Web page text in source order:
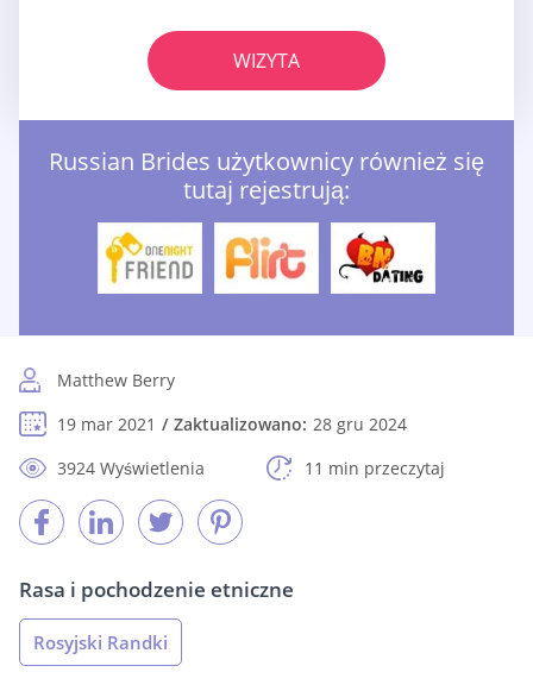
WIZYTA
Russian Brides użytkownicy również się
tutaj rejestrują:
Matthew Berry
19 mar 2021
Zaktualizowano: 28 gru 2024
3924 Wyświetlenia
11 min przeczytaj
Rasa i pochodzenie etniczne
Rosyjski Randki